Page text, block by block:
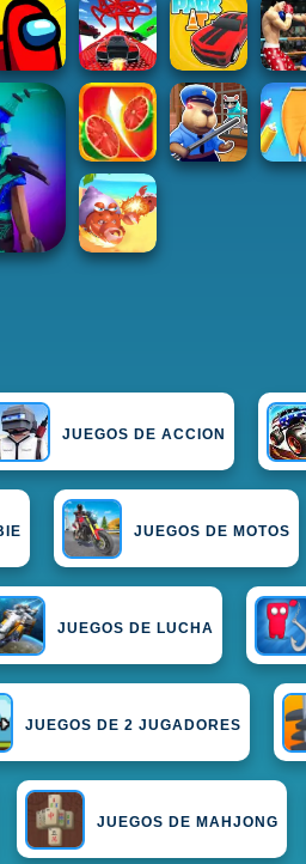
JUEGOS DE ACCION
JUEGOS DE MOTOS
JUEGOS DE LUCHA
JUEGOS DE 2 JUGADORES
JUEGOS DE MAHJONG